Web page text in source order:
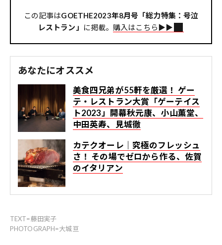
この記事はGOETHE2023年8月号「総力特集：号泣
レストラン」
に掲載。 購入はこちら▶︎▶︎
あなたにオススメ
美食四兄弟が55軒を厳選！ ゲー
テ・レストラン大賞「ゲーテイス
ト2023」開幕――秋元康、小山薫堂、
中田英寿、見城徹
カテクオーレ｜究極のフレッシュ
さ！ その場でゼロから作る、佐賀
のイタリアン
TEXT=藤田実子
PHOTOGRAPH=大城亘